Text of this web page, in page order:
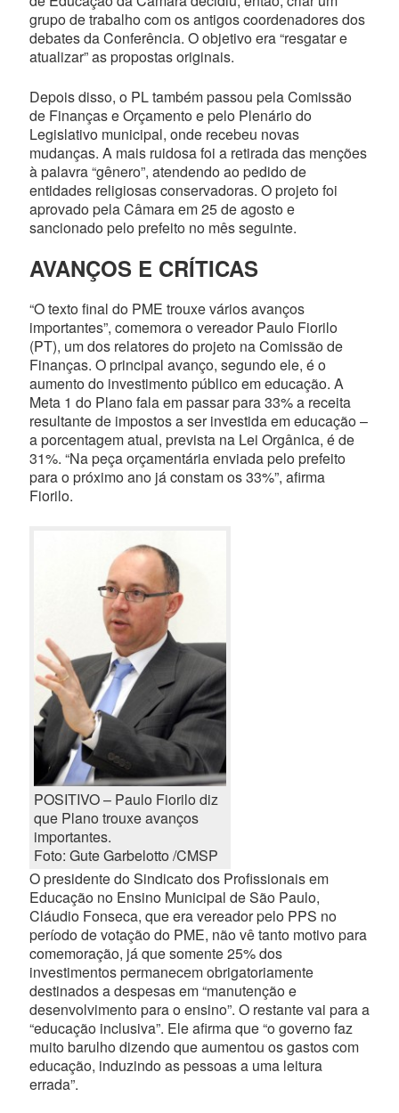
grupo de trabalho com os antigos coordenadores dos
debates da Conferência. O objetivo era “resgatar e
atualizar” as propostas originais.
Depois disso, o PL também passou pela Comissão
de Finanças e Orçamento e pelo Plenário do
Legislativo municipal, onde recebeu novas
mudanças. A mais ruidosa foi a retirada das menções
à palavra “gênero”, atendendo ao pedido de
entidades religiosas conservadoras. O projeto foi
aprovado pela Câmara em 25 de agosto e
sancionado pelo prefeito no mês seguinte.
AVANÇOS E CRÍTICAS
“O texto final do PME trouxe vários avanços
importantes”, comemora o vereador Paulo Fiorilo
(PT), um dos relatores do projeto na Comissão de
Finanças. O principal avanço, segundo ele, é o
aumento do investimento público em educação. A
Meta 1 do Plano fala em passar para 33% a receita
resultante de impostos a ser investida em educação –
a porcentagem atual, prevista na Lei Orgânica, é de
31%. “Na peça orçamentária enviada pelo prefeito
para o próximo ano já constam os 33%”, afirma
Fiorilo.
POSITIVO – Paulo Fiorilo diz
que Plano trouxe avanços
importantes.
Foto: Gute Garbelotto /CMSP
O presidente do Sindicato dos Profissionais em
Educação no Ensino Municipal de São Paulo,
Cláudio Fonseca, que era vereador pelo PPS no
período de votação do PME, não vê tanto motivo para
comemoração, já que somente 25% dos
investimentos permanecem obrigatoriamente
destinados a despesas em “manutenção e
desenvolvimento para o ensino”. O restante vai para a
“educação inclusiva”. Ele afirma que “o governo faz
muito barulho dizendo que aumentou os gastos com
educação, induzindo as pessoas a uma leitura
errada”.